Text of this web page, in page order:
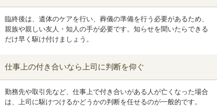
臨終後は、遺体のケアを行い、葬儀の準備を行う必要があるため、
親族や親しい友人・知人の手が必要です。知らせを聞いたらできる
だけ早く駆け付けましょう。
仕事上の付き合いなら上司に判断を仰ぐ
勤務先や取引先など、仕事上で付き合いがある人が亡くなった場合
は、上司に駆けつけるかどうかの判断を任せるのが一般的です。